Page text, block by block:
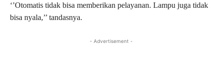
‘’Otomatis tidak bisa memberikan pelayanan. Lampu juga tidak
bisa nyala,’’ tandasnya.
- Advertisement -